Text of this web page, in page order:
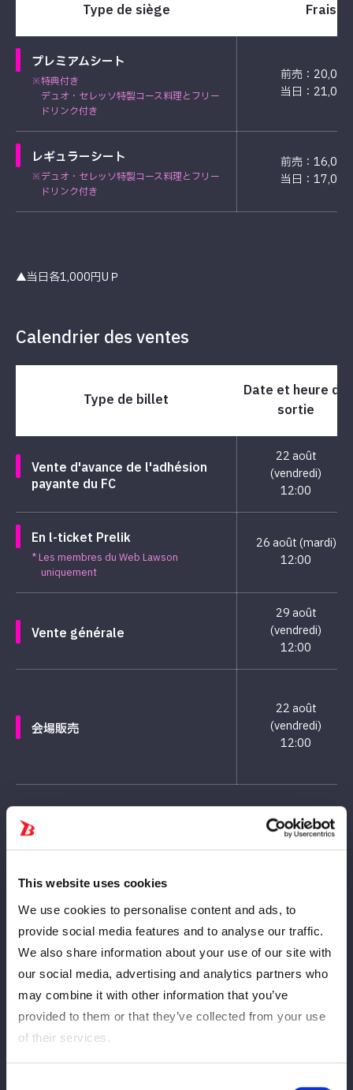
This website uses cookies
We use cookies to personalise content and ads, to
provide social media features and to analyse our traffic.
We also share information about your use of our site with
our social media, advertising and analytics partners who
may combine it with other information that you’ve
provided to them or that they’ve collected from your use
of their services.
Type de siège Frais
プレミアムシート
※特典付き
デュオ・セレッソ特製コース料理とフリー
ドリンク付き
前売：
当日：
レギュラーシート
※デュオ・セレッソ特製コース料理とフリー
ドリンク付き
前売：
当日：
▲当日各1,000円UＰ
Calendrier des ventes
Type de billet
Date et heure de
sortie
Vente d'avance de l'adhésion
payante du FC
22 août
(vendredi)
12:00
En l-ticket Prelik
* Les membres du Web Lawson
uniquement
26 août (mardi)
12:00
Vente générale
29 août
(vendredi)
12:00
会場販売
22 août
(vendredi)
12:00
▼各プレイガイド 8月22日(金)12:00より
デュオセレッソ（平安セレモニー株式会社）
https://duo-cerezo.com/banquet/contact/
TEL.0120-26-4000
【当日会場でのクレジットカードご利用について】
当日券、グッズのご購入において、各種カードがご利用いただけ
ます。お支払は一括払いのみとなります。
※『ブシロードカード』にも対応しています。詳細は、以下のリ
ンク先をご参照ください。